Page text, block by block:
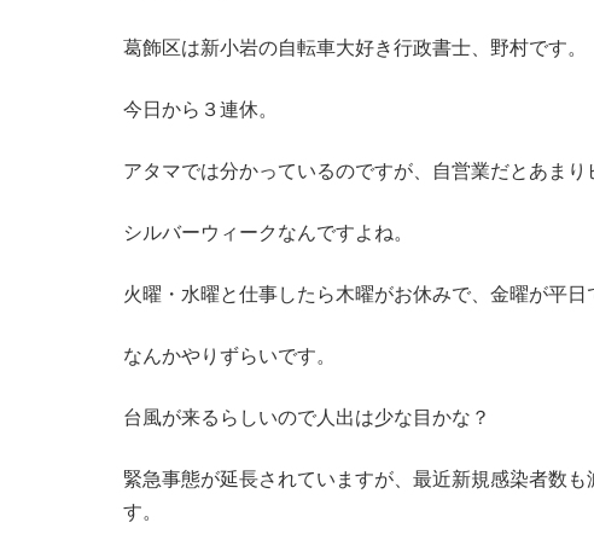
葛飾区は新小岩の自転車大好き行政書士、野村です。
今日から３連休。
アタマでは分かっているのですが、自営業だとあまり
シルバーウィークなんですよね。
火曜・水曜と仕事したら木曜がお休みで、金曜が平日
なんかやりずらいです。
台風が来るらしいので人出は少な目かな？
緊急事態が延長されていますが、最近新規感染者数
す。